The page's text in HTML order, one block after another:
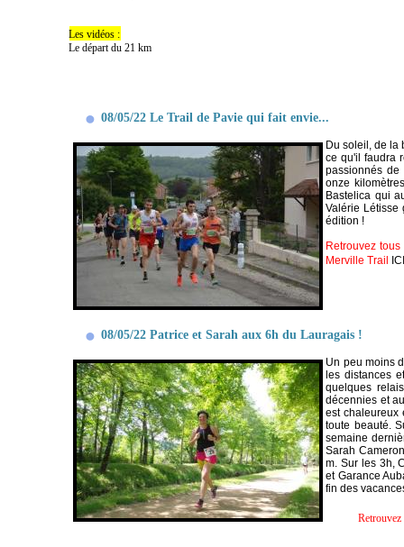
Les vidéos :
Le départ du 21 km
08/05/22 Le Trail de Pavie qui fait envie...
Du soleil, de la
ce qu'il faudra
passionnés
onze
Bastelica qui
Valérie Létisse
édition !
Retrouvez
Merville Trail
08/05/22 Patrice et Sarah aux 6h du Lauragais !
Un peu moins
les distances
quelques
décennies et
est chaleureux
toute beauté.
semaine
Sarah
m. Sur les 3h,
et Garance
fin des